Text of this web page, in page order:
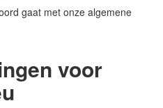
gaat met onze algemene
voor